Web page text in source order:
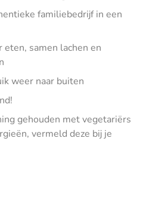
familiebedrijf in een
samen lachen en
weer naar buiten
gehouden met vegetariërs
vermeld deze bij je